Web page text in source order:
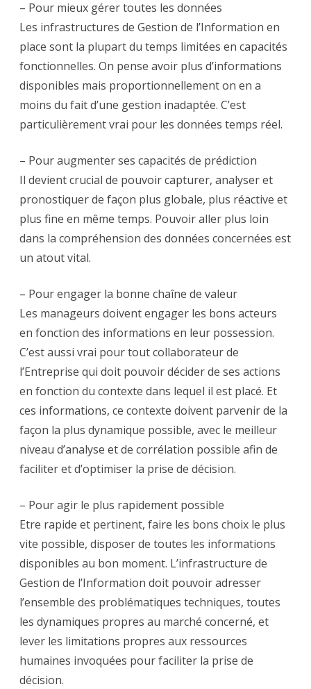
– Pour mieux gérer toutes les données
Les infrastructures de Gestion de l’Information en
place sont la plupart du temps limitées en capacités
fonctionnelles. On pense avoir plus d’informations
disponibles mais proportionnellement on en a
moins du fait d’une gestion inadaptée. C’est
particulièrement vrai pour les données temps réel.
– Pour augmenter ses capacités de prédiction
Il devient crucial de pouvoir capturer, analyser et
pronostiquer de façon plus globale, plus réactive et
plus fine en même temps. Pouvoir aller plus loin
dans la compréhension des données concernées est
un atout vital.
– Pour engager la bonne chaîne de valeur
Les manageurs doivent engager les bons acteurs
en fonction des informations en leur possession.
C’est aussi vrai pour tout collaborateur de
l’Entreprise qui doit pouvoir décider de ses actions
en fonction du contexte dans lequel il est placé. Et
ces informations, ce contexte doivent parvenir de la
façon la plus dynamique possible, avec le meilleur
niveau d’analyse et de corrélation possible afin de
faciliter et d’optimiser la prise de décision.
– Pour agir le plus rapidement possible
Etre rapide et pertinent, faire les bons choix le plus
vite possible, disposer de toutes les informations
disponibles au bon moment. L’infrastructure de
Gestion de l’Information doit pouvoir adresser
l’ensemble des problématiques techniques, toutes
les dynamiques propres au marché concerné, et
lever les limitations propres aux ressources
humaines invoquées pour faciliter la prise de
décision.